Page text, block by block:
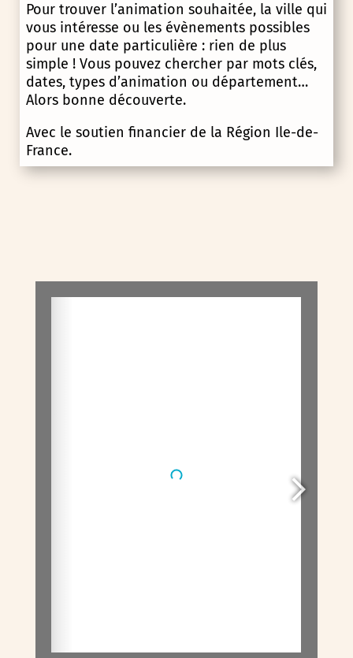
Pour trouver l’animation souhaitée, la ville qui
vous intéresse ou les évènements possibles
pour une date particulière : rien de plus
simple ! Vous pouvez chercher par mots clés,
dates, types d’animation ou département…
Alors bonne découverte.
Avec le soutien financier de la Région Ile-de-
France.